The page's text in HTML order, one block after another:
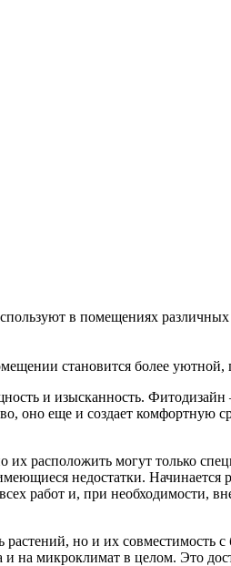
в помещениях
становится более уютной,
и изысканность.
оно еще и создает
их расположить могут только
недостатки.
работ и, при необходимости,
но и их
на микроклимат в целом. Это